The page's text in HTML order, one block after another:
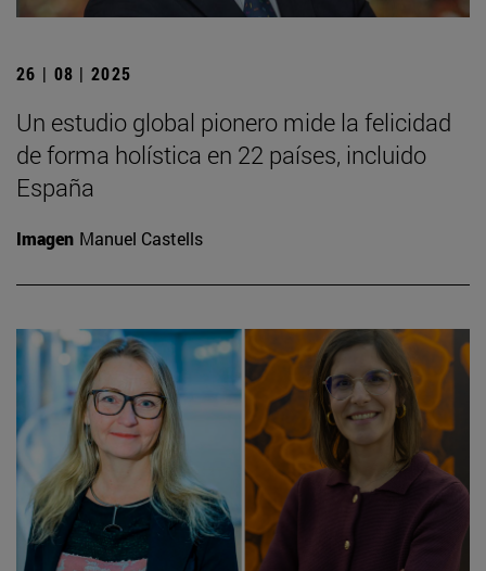
26 | 08 | 2025
Un estudio global pionero mide la felicidad
de forma holística en 22 países, incluido
España
Imagen Manuel Castells